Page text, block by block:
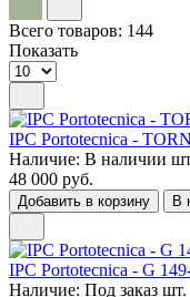
Всего товаров: 144
Показать
IPC Portotecnica -
Наличие: В наличии
48 000 руб.
Добавить в корзину В
IPC Portotecnica - G
Наличие: Под заказ шт.